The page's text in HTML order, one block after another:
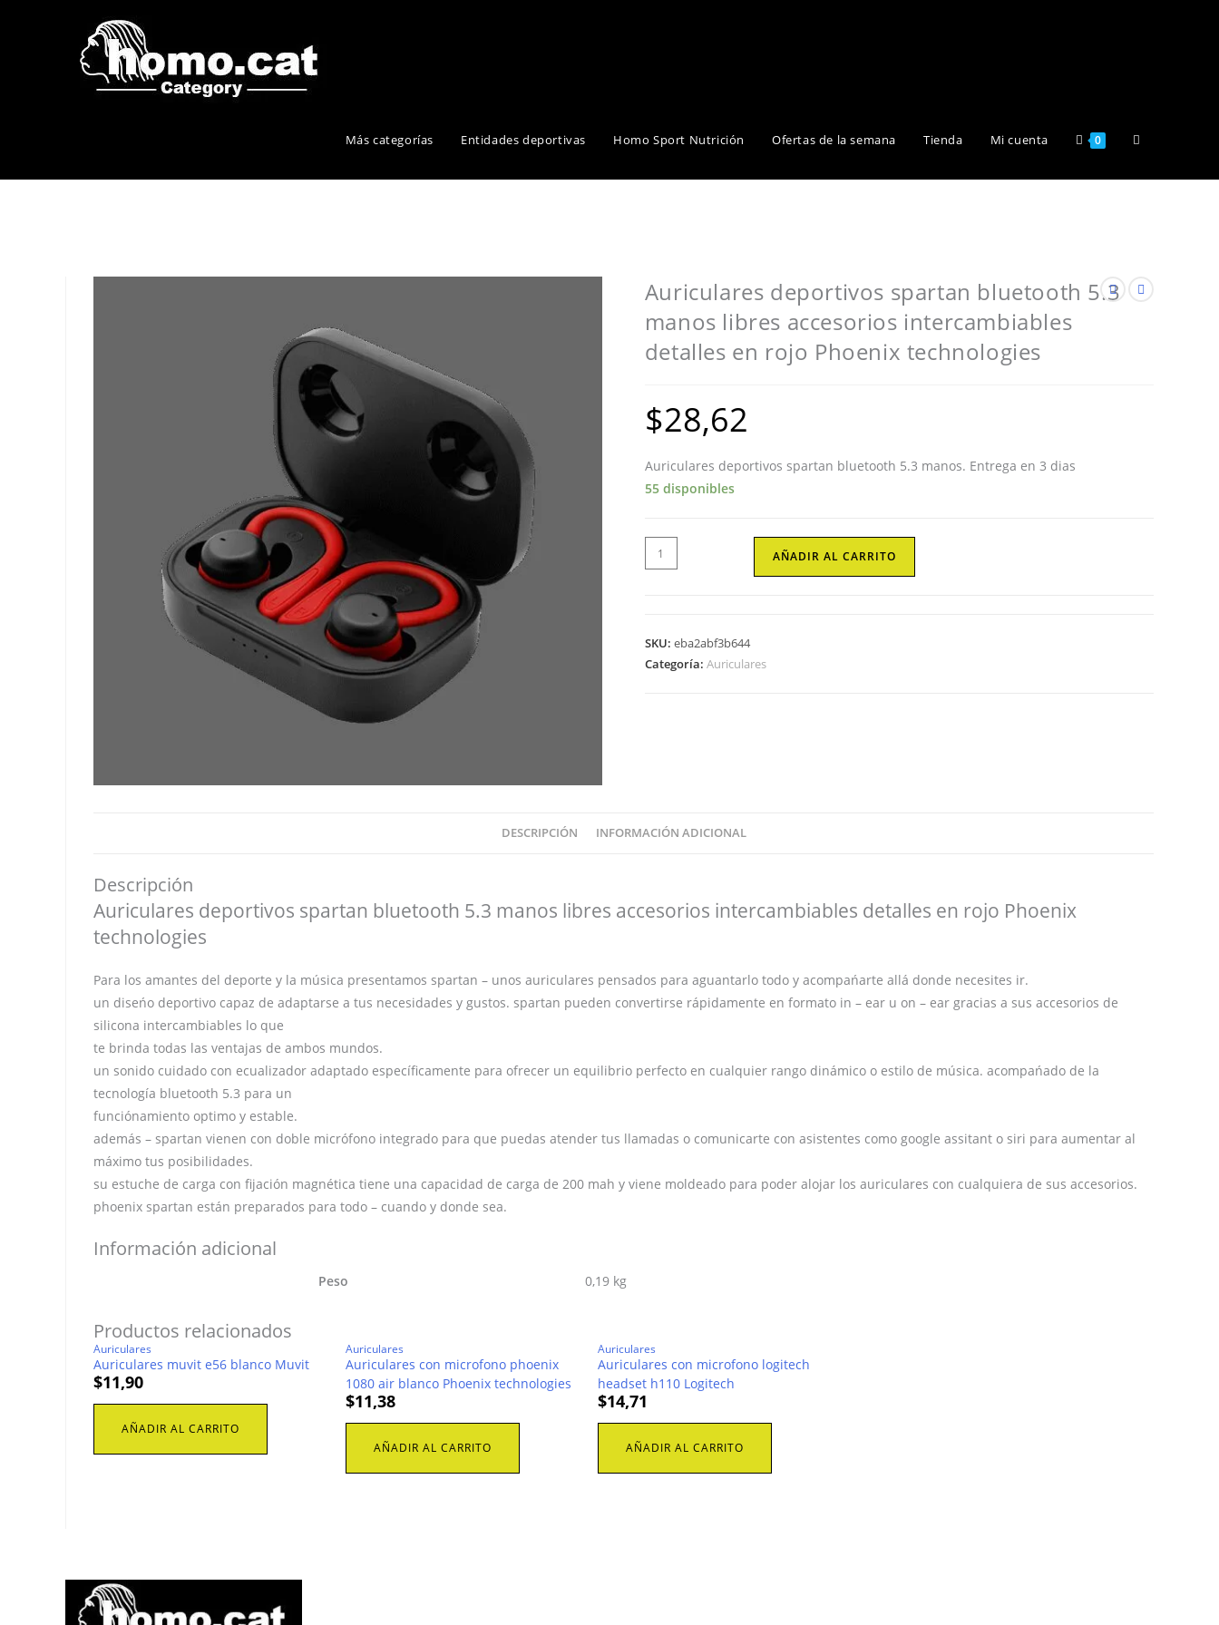
Más categorías Entidades deportivas Homo Sport Nutrición Ofertas de la semana Tienda Mi cuenta 0 Alternar
Auriculares deportivos spartan bluetooth 5.3
manos libres accesorios intercambiables
detalles en rojo Phoenix technologies
$28,62
Auriculares deportivos spartan bluetooth 5.3 manos. Entrega en 3 dias
55 disponibles
Auriculares
deportivos
5.3
manos
technologies
AÑADIR AL CARRITO
SKU: eba2abf3b644
Categoría: Auriculares
DESCRIPCIÓN INFORMACIÓN ADICIONAL
Descripción
Auriculares deportivos spartan bluetooth 5.3 manos libres accesorios intercambiables detalles en rojo Phoenix
technologies
Para los amantes del deporte y la música presentamos spartan – unos auriculares pensados para aguantarlo todo y acompańarte allá donde necesites ir.
un diseńo deportivo capaz de adaptarse a tus necesidades y gustos. spartan pueden convertirse rápidamente en formato in – ear u on – ear gracias a sus accesorios de
silicona intercambiables lo que
te brinda todas las ventajas de ambos mundos.
un sonido cuidado con ecualizador adaptado específicamente para ofrecer un equilibrio perfecto en cualquier rango dinámico o estilo de música. acompańado de la
tecnología bluetooth 5.3 para un
funciónamiento optimo y estable.
además – spartan vienen con doble micrófono integrado para que puedas atender tus llamadas o comunicarte con asistentes como google assitant o siri para aumentar al
máximo tus posibilidades.
su estuche de carga con fijación magnética tiene una capacidad de carga de 200 mah y viene moldeado para poder alojar los auriculares con cualquiera de sus accesorios.
phoenix spartan están preparados para todo – cuando y donde sea.
Información adicional
Peso 0,19 kg
Productos relacionados
Auriculares
Auriculares muvit e56 blanco Muvit
$11,90
AÑADIR AL CARRITO
Auriculares
Auriculares con microfono phoenix
1080 air blanco Phoenix technologies
$11,38
AÑADIR AL CARRITO
Auriculares
Auriculares con microfono logitech
headset h110 Logitech
$14,71
AÑADIR AL CARRITO